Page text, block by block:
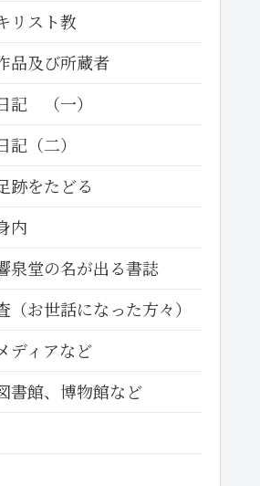
リスト教
品及び所蔵者
記 （一）
記（二）
跡をたどる
内
泉堂の名が出る書誌
（お世話になった方々）
ディアなど
書館、博物館など